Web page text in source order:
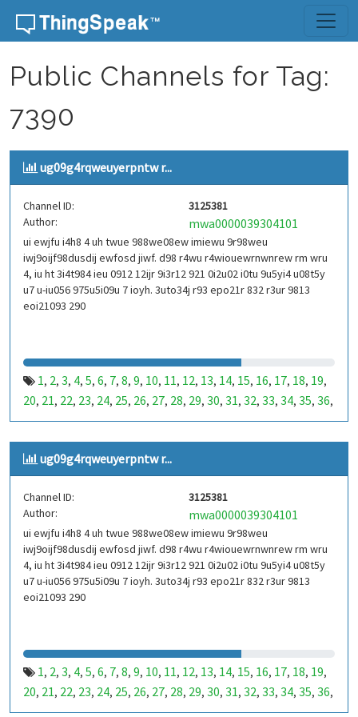
Skip to content
Public Channels for Tag:
7390
ug09g4rqweuyerpntw r...
Channel ID:
3125381
Author:
mwa0000039304101
ui ewjfu i4h8 4 uh twue 988we08ew imiewu 9r98weu
iwj9oijf98dusdij ewfosd jiwf. d98 r4wu r4wiouewrnwnrew rm wru
4, iu ht 3i4t984 ieu 0912 12ijr 9i3r12 921 0i2u02 i0tu 9u5yi4 u08t5y
u7 u-iu056 975u5i09u 7 ioyh. 3uto34j r93 epo21r 832 r3ur 9813
eoi21093 290
1, 2, 3, 4, 5, 6, 7, 8, 9, 10, 11, 12, 13, 14, 15, 16, 17, 18, 19,
20, 21, 22, 23, 24, 25, 26, 27, 28, 29, 30, 31, 32, 33, 34, 35, 36,
37,38,39,40,41,42,43,44,45,46,47,48,49,50,51,52,53,
99,100,101,102,103,104,105,106,107,108,109,110,
111,112,113,114,115,116,
123,124,125,126,127,128,129,130,131,132,133,134,
135,136,137 141,142,143
147,148 153,154,155,156,157,158
159,160,161,162,163,164,165 ,166,167,168,
171 ,172,173 ,174,175,176,177,178,179 ,180,181 ,182,
183,184,185,186, 187,188,189 ,190,191,192,193,194
195,196 ,197
231,232,233,234,235,236,237,238,239,
243, 244, 245, 246, 247,248,249,250 ,251,252, 253 ,254,
255 ,256,257, 258,259,260,261,262,263 ,264,265 , 266
ug09g4rqweuyerpntw r...
Channel ID:
3125381
Author:
mwa0000039304101
ui ewjfu i4h8 4 uh twue 988we08ew imiewu 9r98weu
iwj9oijf98dusdij ewfosd jiwf. d98 r4wu r4wiouewrnwnrew rm wru
4, iu ht 3i4t984 ieu 0912 12ijr 9i3r12 921 0i2u02 i0tu 9u5yi4 u08t5y
u7 u-iu056 975u5i09u 7 ioyh. 3uto34j r93 epo21r 832 r3ur 9813
eoi21093 290
1, 2, 3, 4, 5, 6, 7, 8, 9, 10, 11, 12, 13, 14, 15, 16, 17, 18, 19,
20, 21, 22, 23, 24, 25, 26, 27, 28, 29, 30, 31, 32, 33, 34, 35, 36,
37,38,39,40,41,42,43,44,45,46,47,48,49,50,51,52,53,